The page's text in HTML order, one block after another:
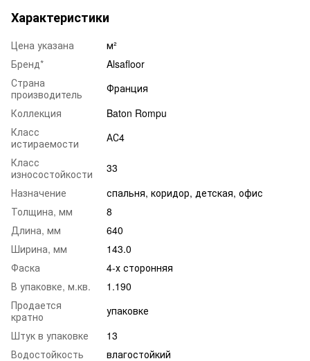
Характеристики
Цена указана
м²
Бренд*
Alsafloor
Страна
производитель
Франция
Коллекция
Baton Rompu
Класс
истираемости
АС4
Класс
износостойкости
33
Назначение
спальня, коридор, детская, офис
Толщина, мм
8
Длина, мм
640
Ширина, мм
143.0
Фаска
4-х сторонняя
В упаковке, м.кв.
1.190
Продается
кратно
упаковке
Штук в упаковке
13
Водостойкость
влагостойкий